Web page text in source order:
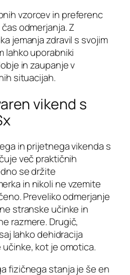
vzorcev in preferenc
odmerjanja. Z
jemanja zdravil s svojim
lahko uporabniki
in zaupanje v
situacijah.
vikend s
in prijetnega vikenda s
več praktičnih
se držite
in nikoli ne vzemite
Preveliko odmerjanje
stranske učinke in
razmere. Drugič,
lahko dehidracija
kot je omotica.
fizičnega stanja je še en